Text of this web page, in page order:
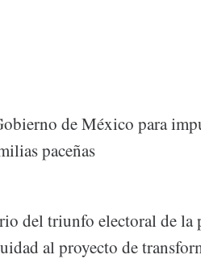
de México para
paceñas
del triunfo electoral de la
al proyecto de